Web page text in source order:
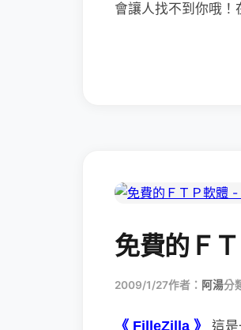
會讓人找不到你哦！
免費的Ｆ
2009/1/27作者： 阿湯分
《 FilleZilla 》 這